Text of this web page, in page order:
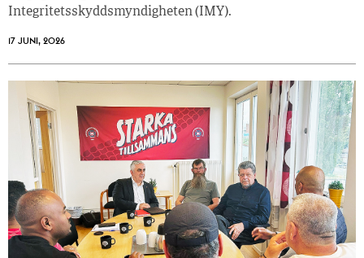
Integritetsskyddsmyndigheten (IMY).
17 JUNI, 2026